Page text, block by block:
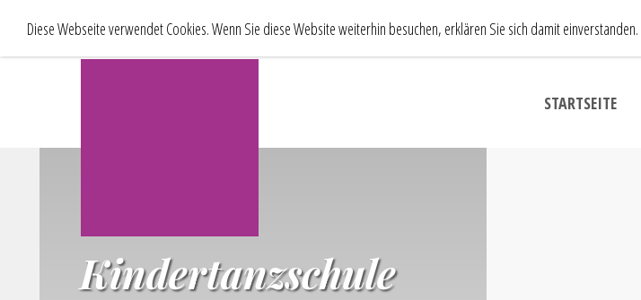
Diese Webseite verwendet Cookies. Wenn Sie diese Website weiterhin besuchen, erklären Sie sich damit einverstanden.
STARTSEITE
Kindertanzschule